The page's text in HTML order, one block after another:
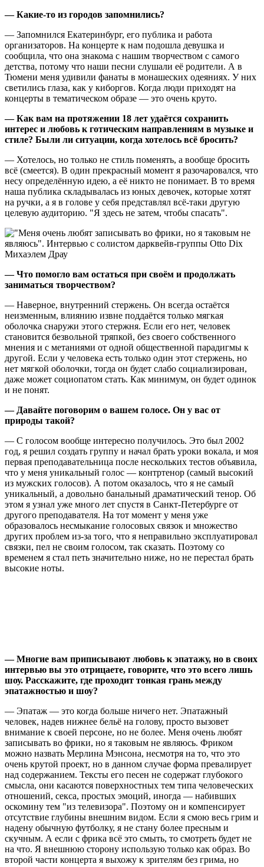
— Какие-то из городов запомнились?
— Запомнился Екатеринбург, его публика и работа
организаторов. На концерте к нам подошла девушка и
сообщила, что она знакома с нашим творчеством с самого
детства, потому что наши песни слушали её родители. А в
Тюмени меня удивили фанаты в монашеских одеяниях. У них
светились глаза, как у киборгов. Когда люди приходят на
концерты в тематическом образе — это очень круто.
— Как вам на протяжении 18 лет удаётся сохранить
интерес и любовь к готическим направлениям в музыке и
стиле? Были ли ситуации, когда хотелось всё бросить?
— Хотелось, но только не стиль поменять, а вообще бросить
всё (смеется). В один прекрасный момент я разочаровался, что
несу определённую идею, а её никто не понимает. В то время
наша публика складывалась из юных девочек, которые хотят
на ручки, а я в голове у себя представлял всё-таки другую
целевую аудиторию. "Я здесь не затем, чтобы спасать".
— Что помогло вам остаться при своём и продолжать
заниматься творчеством?
— Наверное, внутренний стержень. Он всегда остаётся
неизменным, влиянию извне поддаётся только мягкая
оболочка снаружи этого стержня. Если его нет, человек
становится безвольной тряпкой, без своего собственного
мнения и с метаниями от одной общественной парадигмы к
другой. Если у человека есть только один этот стержень, но
нет мягкой оболочки, тогда он будет слабо социализирован,
даже может социопатом стать. Как минимум, он будет одинок
и не понят.
— Давайте поговорим о вашем голосе. Он у вас от
природы такой?
— С голосом вообще интересно получилось. Это был 2002
год, я решил создать группу и начал брать уроки вокала, и моя
первая преподавательница после нескольких тестов объявила,
что у меня уникальный голос — контртенор (самый высокий
из мужских голосов). А потом оказалось, что я не самый
уникальный, а довольно банальный драматический тенор. Об
этом я узнал уже много лет спустя в Санкт-Петербурге от
другого преподавателя. На тот момент у меня уже
образовалось несмыкание голосовых связок и множество
других проблем из-за того, что я неправильно эксплуатировал
связки, пел не своим голосом, так сказать. Поэтому со
временем я стал петь значительно ниже, но не перестал брать
высокие ноты.
— Многие вам приписывают любовь к эпатажу, но в своих
интервью вы это отрицаете, говорите, что это всего лишь
шоу. Расскажите, где проходит тонкая грань между
эпатажностью и шоу?
— Эпатаж — это когда больше ничего нет. Эпатажный
человек, надев нижнее бельё на голову, просто вызовет
внимание к своей персоне, но не более. Меня очень любят
записывать во фрики, но я таковым не являюсь. Фриком
можно назвать Мерлина Мэнсона, несмотря на то, что это
очень крутой проект, но в данном случае форма превалирует
над содержанием. Тексты его песен не содержат глубокого
смысла, они касаются поверхностных тем типа человеческих
отношений, секса, простых эмоций, иногда — набивших
оскомину тем "из телевизора". Поэтому он и компенсирует
отсутствие глубины внешним видом. Если я смою весь грим и
надену обычную футболку, я не стану более пресным и
скучным. А если с фрика всё это смыть, то смотреть будет не
на что. Я внешнюю сторону использую только как образ. Во
второй части концерта я выхожу к зрителям без грима, но